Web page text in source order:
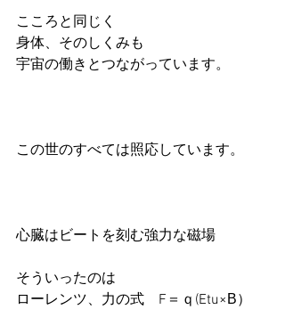
こころと同じく
身体、そのしくみも
宇宙の働きとつながっています。
この世のすべては照応しています。
心臓はビートを刻む強力な磁場
そういったのは
ローレンツ、力の式　F＝ｑ(Etu×Β）